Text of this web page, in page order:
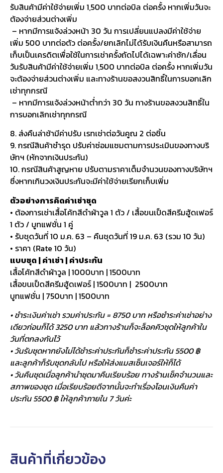
รับสินค้ามีค่าใช้จ่ายเพิ่ม 1,500 บาทต่อบิล ต่อครั้ง หากเพิ่มวันจะ
ต้องจ่ายส่วนต่างเพิ่ม
– หากมีการแจ้งล่วงหน้า 30 วัน การเปลี่ยนแปลงมีค่าใช้จ่าย
เพิ่ม 500 บาทต่อตัว ต่อครั้ง/ยกเลิกไม่ได้รับเงินคืนหรือสามารถ
เก็บเป็นเครดิตเพื่อใช้ในการเช่าครั้งถัดไปได้เฉพาะค่าซัก/เลื่อน
วันรับสินค้ามีค่าใช้จ่ายเพิ่ม 1,500 บาทต่อบิล ต่อครั้ง หากเพิ่มวัน
จะต้องจ่ายส่วนต่างเพิ่ม และทางร้านขอสงวนสิทธิ์ในการบอกเลิก
เช่าทุกกรณี
– หากมีการแจ้งล่วงหน้าต่ำกว่า 30 วัน ทางร้านขอสงวนสิทธิ์ใน
การบอกเลิกเช่าทุกกรณี
8. ส่งคืนล่าช้ามีค่าปรับ เรทเช่าต่อวันคูณ 2 ต่อชิ้น
9. กรณีสินค้าชำรุด ปรับค่าซ่อมแซมตามการประเมินของทางบริ
ษัทฯ (หักจากเงินประกัน)
10. กรณีสินค้าสูญหาย ปรับตามราคาเต็มจำนวนของทางบริษัทฯ
ซึ่งหากเกินวงเงินประกันจะมีค่าใช้จ่ายเรียกเก็บเพิ่ม
ตัวอย่างการคิดค่าเช่าชุด
• ต้องการเช่าเสื้อโค้ทสีดำผ้าวูล 1 ตัว / เสื้อขนเป็ดสีครีมฮู้ดเฟอร์
1 ตัว / บูทแฟชั่น 1 คู่
• รับชุดวันที่ 10 ม.ค. 63 – คืนชุดวันที่ 19 ม.ค. 63 (รวม 10 วัน)
• ราคา (Rate 10 วัน)
แบบชุด | ค่าเช่า | ค่าประกัน
เสื้อโค้ทสีดำผ้าวูล | 1000บาท | 1500บาท
เสื้อขนเป็ดสีครีมฮู้ดเฟอร์ | 1500บาท | 2500บาท
บูทแฟชั่น | 750บาท | 1500บาท
• ชำระเงินค่าเช่า รวมค่าประกัน = 8750 บาท หรือชำระค่าเช่าอย่าง
เดียวก่อนก็ได้ 3250 บาท แล้วทางร้านก็จะล็อคคิวชุดให้ลูกค้าใน
วันที่ตกลงกันไว้
• วันรับชุดหากยังไม่ได้ชำระค่าประกันก็ชำระค่าประกัน 5500 ฿
และลูกค้าก็รับชุดกลับไป หรือให้ส่งแมสเซ็นเจอร์ให้ก็ได้
• วันคืนชุดเมื่อลูกค้านำชุดมาคืนเรียบร้อย ทางร้านเช็คจำนวนและ
สภาพของชุด เมื่อเรียบร้อยดีจากนั้นจะทำเรื่องโอนเงินคืนค่า
ประกัน 5500 ฿ ให้ลูกค้าภายใน 7 วันค่ะ
สินค้าที่เกี่ยวข้อง